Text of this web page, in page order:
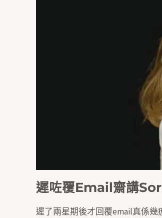
遲咗覆Email齋講
遲了兩星期後才回覆email真係幾